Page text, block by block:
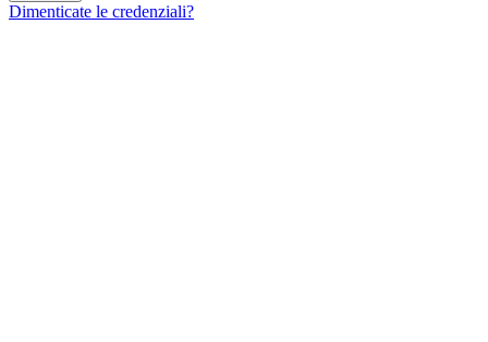
Dimenticate le credenziali?